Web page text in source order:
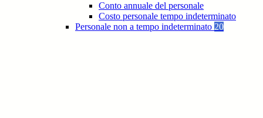
Conto annuale del personale
Costo personale tempo indeterminato
Personale non a tempo indeterminato 20